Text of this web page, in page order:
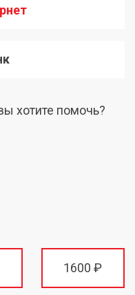
хотите помочь?
1600 ₽